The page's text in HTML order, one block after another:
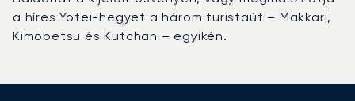
a híres Yotei-hegyet a három turistaút – Makkari,
Kimobetsu és Kutchan – egyikén.